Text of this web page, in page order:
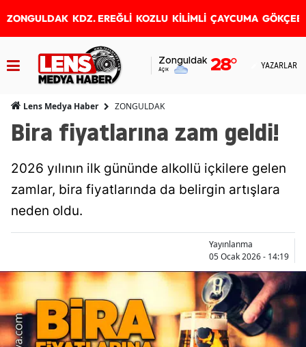
ZONGULDAK KDZ. EREĞLİ KOZLU KİLİMLİ ÇAYCUMA
Zonguldak
Açık 28° YAZARLAR
Lens Medya Haber ZONGULDAK
Bira fiyatlarına zam geldi!
2026 yılının ilk gününde alkollü içkilere gelen
zamlar, bira fiyatlarında da belirgin artışlara
neden oldu.
Yayınlanma
05 Ocak 2026 - 14:19